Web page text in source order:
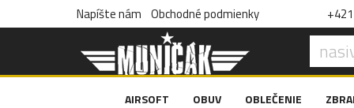
Napíšte nám Obchodné podmienky
AIRSOFT OBUV OBLEČENIE